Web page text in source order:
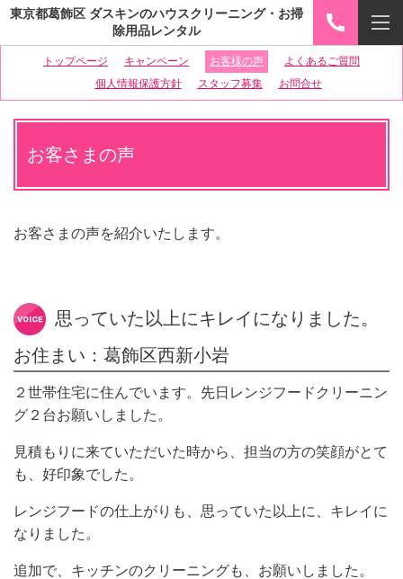
東京都葛飾区 ダスキンのハウスクリーニング・お掃
除用品レンタル
トップページ キャンペーン お客様の声
よくあるご質問
個人情報保護方針
スタッフ募集 お問合せ
お客さまの声
お客さまの声を紹介いたします。
思っていた以上にキレイになりました。
お住まい：葛飾区西新小岩
２世帯住宅に住んでいます。先日レンジフードクリーニン
グ２台お願いしました。
見積もりに来ていただいた時から、担当の方の笑顔がとて
も、好印象でした。
レンジフードの仕上がりも、思っていた以上に、キレイに
なりました。
追加で、キッチンのクリーニングも、お願いしました。